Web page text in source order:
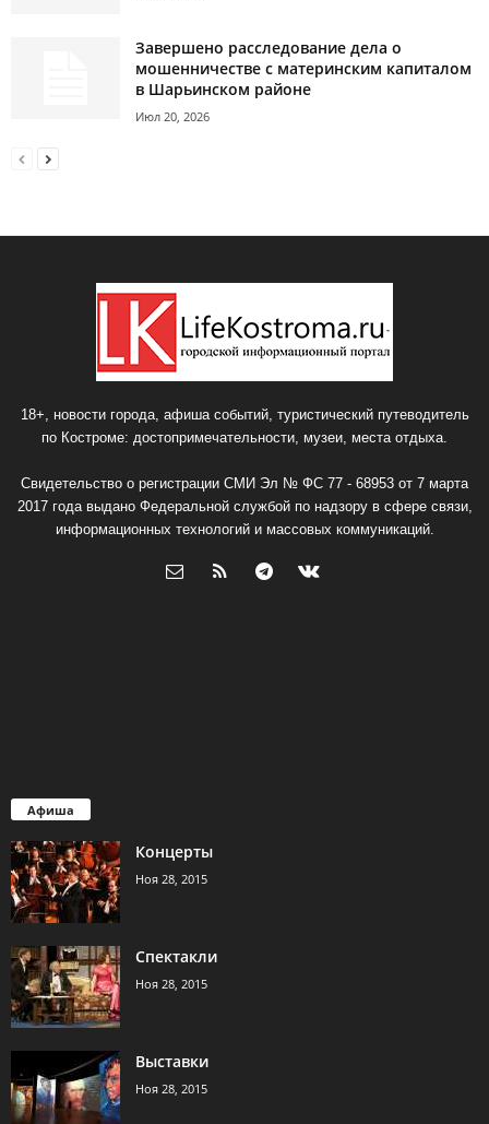
Завершено расследование дела о
мошенничестве с материнским капиталом
в Шарьинском районе
Июл 20, 2026
18+, новости города, афиша событий, туристический путеводитель
по Костроме: достопримечательности, музеи, места отдыха.
Свидетельство о регистрации СМИ Эл № ФС 77 - 68953 от 7 марта
2017 года выдано Федеральной службой по надзору в сфере связи,
информационных технологий и массовых коммуникаций.
Афиша
Концерты
Ноя 28, 2015
Спектакли
Ноя 28, 2015
Выставки
Ноя 28, 2015